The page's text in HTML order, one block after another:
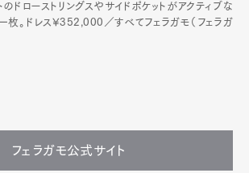
のドローストリングスやサイドポケットがアクティブな
枚。ドレス¥352,000／すべてフェラガモ（フェラガ
フェラガモ公式サイト